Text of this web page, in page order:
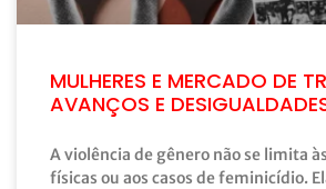
MULHERES E MERCADO DE
AVANÇOS E
A violência de gênero não se limita
físicas ou aos casos de feminicídio.